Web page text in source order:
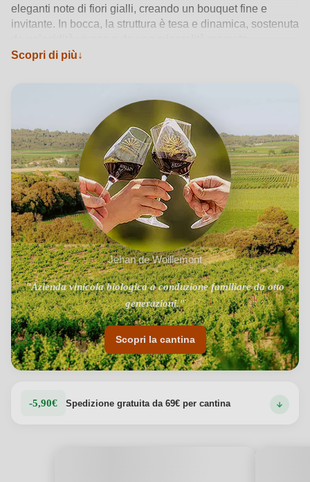
eleganti note di fiori gialli, creando un bouquet fine e
invitante. In bocca, la struttura è tesa e dinamica, sostenuta
caratteristiche distintive dei vini del territorio di La Clape. Il
raffinatezza l’anima mediterranea della denominazione
Vedi dettagli del prodotto →
Scopri di più
Jehan de Woillemont
"Azienda vinicola biologica a conduzione familiare da otto
generazioni."
Scopri la cantina
-5,90€ Spedizione gratuita da 69€ per cantina